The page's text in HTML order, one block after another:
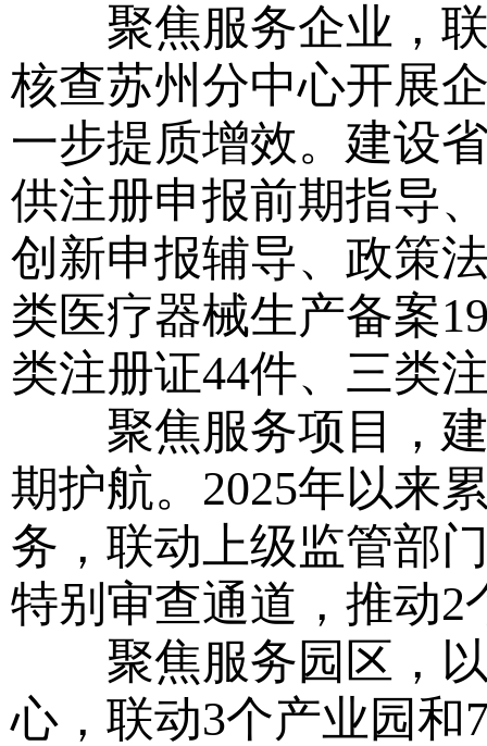
聚焦服务企业，联
核查苏州分中心开展
一步提质增效。建设
供注册申报前期指导
创新申报辅导、政策
类医疗器械生产备案
类注册证44件、三类
聚焦服务项目，建
期护航。2025年以来
务，联动上级监管部
特别审查通道，推动
聚焦服务园区，以
心，联动3个产业园和